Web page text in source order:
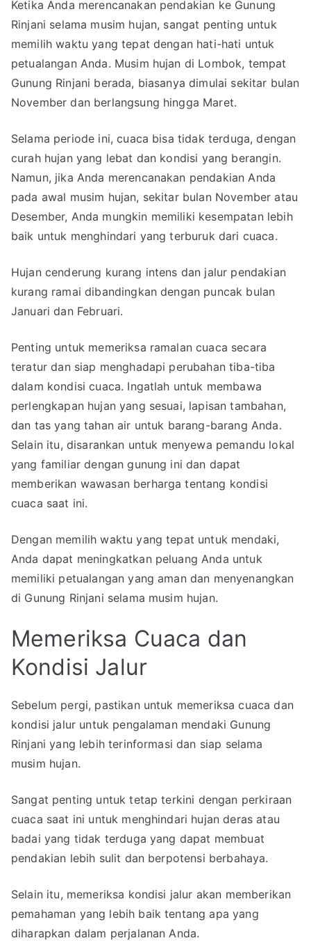
Ketika Anda merencanakan pendakian ke Gunung
Rinjani selama musim hujan, sangat penting untuk
memilih waktu yang tepat dengan hati-hati untuk
petualangan Anda. Musim hujan di Lombok, tempat
Gunung Rinjani berada, biasanya dimulai sekitar bulan
November dan berlangsung hingga Maret.
Selama periode ini, cuaca bisa tidak terduga, dengan
curah hujan yang lebat dan kondisi yang berangin.
Namun, jika Anda merencanakan pendakian Anda
pada awal musim hujan, sekitar bulan November atau
Desember, Anda mungkin memiliki kesempatan lebih
baik untuk menghindari yang terburuk dari cuaca.
Hujan cenderung kurang intens dan jalur pendakian
kurang ramai dibandingkan dengan puncak bulan
Januari dan Februari.
Penting untuk memeriksa ramalan cuaca secara
teratur dan siap menghadapi perubahan tiba-tiba
dalam kondisi cuaca. Ingatlah untuk membawa
perlengkapan hujan yang sesuai, lapisan tambahan,
dan tas yang tahan air untuk barang-barang Anda.
Selain itu, disarankan untuk menyewa pemandu lokal
yang familiar dengan gunung ini dan dapat
memberikan wawasan berharga tentang kondisi
cuaca saat ini.
Dengan memilih waktu yang tepat untuk mendaki,
Anda dapat meningkatkan peluang Anda untuk
memiliki petualangan yang aman dan menyenangkan
di Gunung Rinjani selama musim hujan.
Memeriksa Cuaca dan
Kondisi Jalur
Sebelum pergi, pastikan untuk memeriksa cuaca dan
kondisi jalur untuk pengalaman mendaki Gunung
Rinjani yang lebih terinformasi dan siap selama
musim hujan.
Sangat penting untuk tetap terkini dengan perkiraan
cuaca saat ini untuk menghindari hujan deras atau
badai yang tidak terduga yang dapat membuat
pendakian lebih sulit dan berpotensi berbahaya.
Selain itu, memeriksa kondisi jalur akan memberikan
pemahaman yang lebih baik tentang apa yang
diharapkan dalam perjalanan Anda.